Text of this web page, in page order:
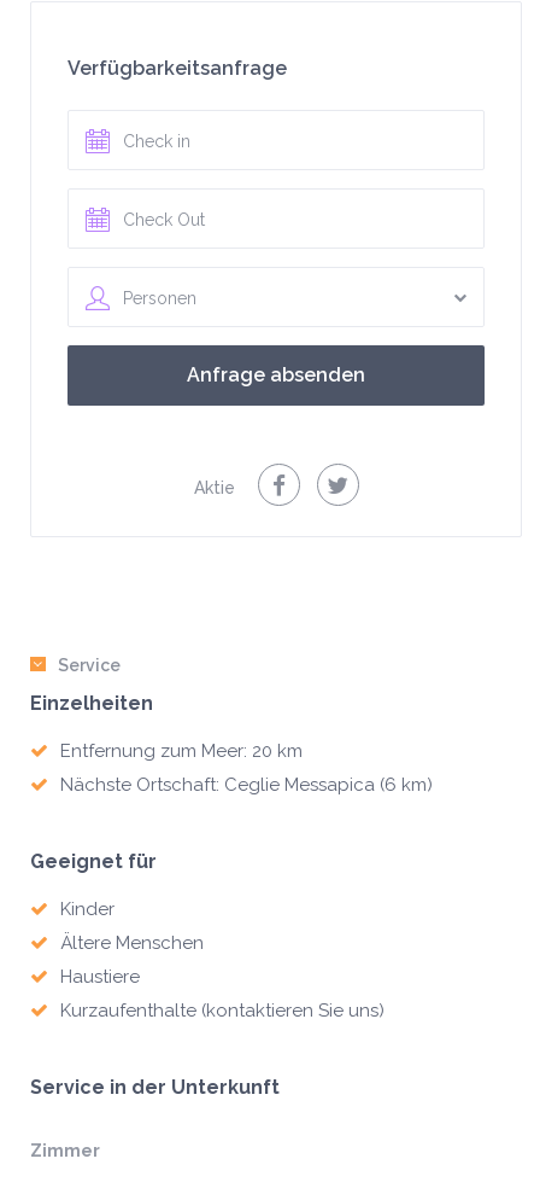
Verfügbarkeitsanfrage
Personen
Aktie
Service
Einzelheiten
Entfernung zum Meer: 20 km
Nächste Ortschaft: Ceglie Messapica (6 km)
Geeignet für
Kinder
Ältere Menschen
Haustiere
Kurzaufenthalte (kontaktieren Sie uns)
Service in der Unterkunft
Zimmer